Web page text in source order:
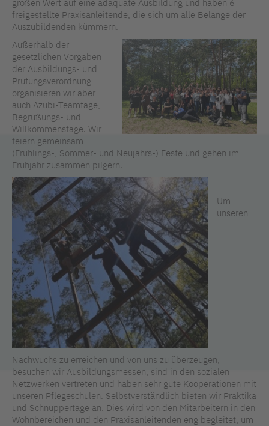
großen Wert auf eine adäquate Ausbildung und haben 6
freigestellte Praxisanleitende, die sich um alle Belange der
Auszubildenden kümmern.
Außerhalb der
gesetzlichen Vorgaben
der Ausbildungs- und
Prüfungsverordnung
organisieren wir aber
auch Azubi-Teamtage,
Begrüßungs- und
Willkommenstage. Wir
feiern gemeinsam
(Frühlings-, Sommer- und Neujahrs-) Feste und gehen im
Frühjahr zusammen pilgern.
Um
unseren
Nachwuchs zu erreichen und von uns zu überzeugen,
besuchen wir Ausbildungsmessen, sind in den sozialen
Netzwerken vertreten und haben sehr gute Kooperationen mit
unseren Pflegeschulen. Selbstverständlich bieten wir Praktika
und Schnuppertage an. Dies wird von den Mitarbeitern in den
Wohnbereichen und den Praxisanleitenden eng begleitet, um